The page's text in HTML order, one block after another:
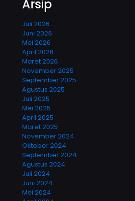
Arsip
Juli 2026
Juni 2026
Mei 2026
April 2026
Maret 2026
November 2025
September 2025
Agustus 2025
Juli 2025
Mei 2025
April 2025
Maret 2025
November 2024
Oktober 2024
September 2024
Agustus 2024
Juli 2024
Juni 2024
Mei 2024